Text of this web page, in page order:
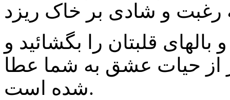
بالهای قلبتان را بگشائید و
از حیات عشق به شما عطا
شده است.